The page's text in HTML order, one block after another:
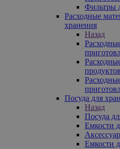
Фильтры
Расходные
хранения
Назад
продуктов
Посуда для
Назад
Посуда
Емкости
Емкости